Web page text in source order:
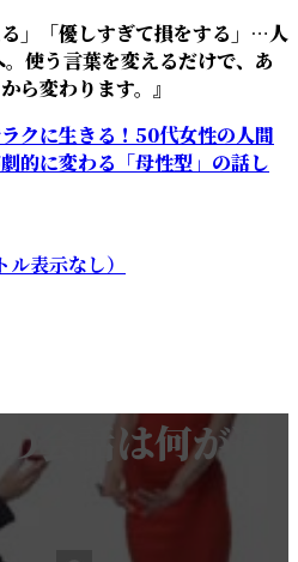
る」「優しすぎて損をする」…人
使う言葉を変えるだけで、あ
ら変わります。』
表示なし）
会話は何が違